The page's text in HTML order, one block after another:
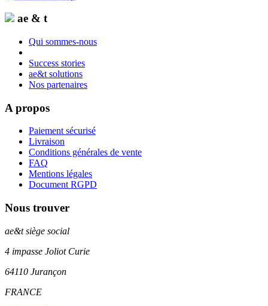
ae & t
Qui sommes-nous
Success stories
ae&t solutions
Nos partenaires
A propos
Paiement sécurisé
Livraison
Conditions générales de vente
FAQ
Mentions légales
Document RGPD
Nous trouver
ae&tsiège social
4 impasse Joliot Curie
64110 Jurançon
FRANCE